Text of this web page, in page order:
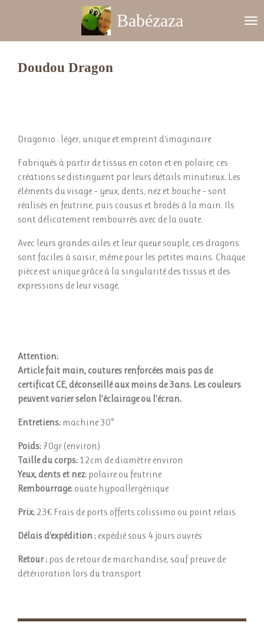
contenu
Babézaza
Doudou Dragon
Dragonio : léger, unique et empreint d'imaginaire
Fabriqués à partir de tissus en coton et en polaire, ces
créations se distinguent par leurs détails minutieux. Les
éléments du visage – yeux, dents, nez et bouche – sont
réalisés en feutrine, puis cousus et brodés à la main. Ils
sont délicatement rembourrés avec de la ouate.
Avec leurs grandes ailes et leur queue souple, ces dragons
sont faciles à saisir, même pour les petites mains. Chaque
pièce est unique grâce à la singularité des tissus et des
expressions de leur visage.
Attention:
Article fait main, coutures renforcées mais pas de
certificat CE, déconseillé aux moins de 3ans. Les couleurs
peuvent varier selon l’éclairage ou l’écran.
Entretiens: machine 30°
Poids: 70gr (environ)
Taille du corps: 12cm de diamètre environ
Yeux, dents et nez: polaire ou feutrine
Rembourrage: ouate hypoallergénique
Prix: 23€ Frais de ports offerts colissimo ou point relais
Délais d'expédition : expédié sous 4 jours ouvrés
Retour : pas de retour de marchandise, sauf preuve de
détérioration lors du transport